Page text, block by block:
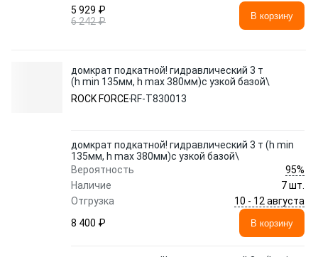
5 929 ₽
6 242 ₽
В корзину
домкрат подкатной! гидравлический 3 т
(h min 135мм, h max 380мм)с узкой базой\
ROCK FORCE RF-T830013
домкрат подкатной! гидравлический 3 т (h min
135мм, h max 380мм)с узкой базой\
Вероятность
95%
Наличие
7 шт.
Отгрузка
10 - 12 августа
8 400 ₽
В корзину